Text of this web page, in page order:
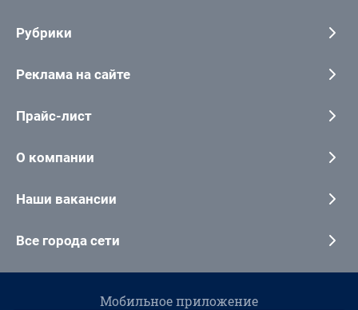
Рубрики
Реклама на сайте
Прайс-лист
О компании
Наши вакансии
Все города сети
Мобильное приложение